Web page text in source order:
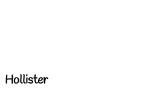
Hollister